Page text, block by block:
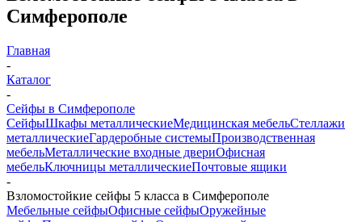
Симферополе
Главная
-
Каталог
-
Сейфы в Симферополе
СейфыШкафы металлическиеМедицинская мебельСтеллажи
металлическиеГардеробные системыПроизводственная
мебельМеталлические входные двериОфисная
мебельКлючницы металлическиеПочтовые ящики
-
Взломостойкие сейфы 5 класса в Симферополе
Мебельные сейфыОфисные сейфыОружейные